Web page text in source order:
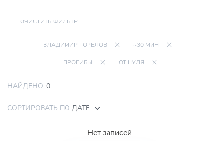
ОЧИСТИТЬ ФИЛЬТР
ВЛАДИМИР ГОРЕЛОВ ~30 МИН
ПРОГИБЫ ОТ НУЛЯ
НАЙДЕНО: 0
СОРТИРОВАТЬ ПО ДАТЕ
Нет записей